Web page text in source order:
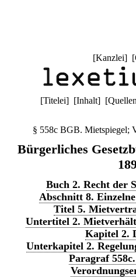
[Kanzlei] [
[Titelei] [Inhalt] [Quellen
§ 558c BGB. Mietspiegel;
Bürgerliches
Buch 2. Recht der
Abschnitt 8.
Titel 5.
Untertitel 2.
Kapitel 2.
Unterkapitel 2.
Paragraf